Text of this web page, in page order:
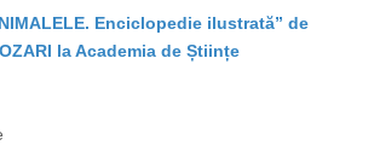
Enciclopedie ilustrată” de
la Academia de Științe